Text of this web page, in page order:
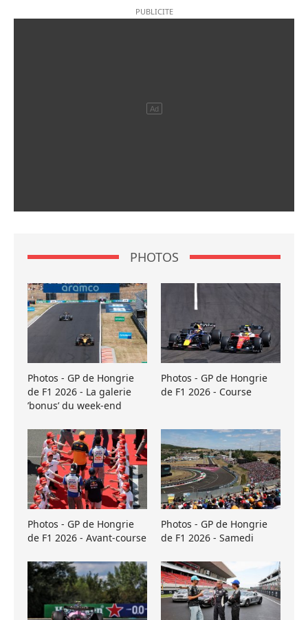
PHOTOS
Photos - GP de Hongrie
de F1 2026 - La galerie
’bonus’ du week-end
Photos - GP de Hongrie
de F1 2026 - Course
Photos - GP de Hongrie
de F1 2026 - Avant-course
Photos - GP de Hongrie
de F1 2026 - Samedi